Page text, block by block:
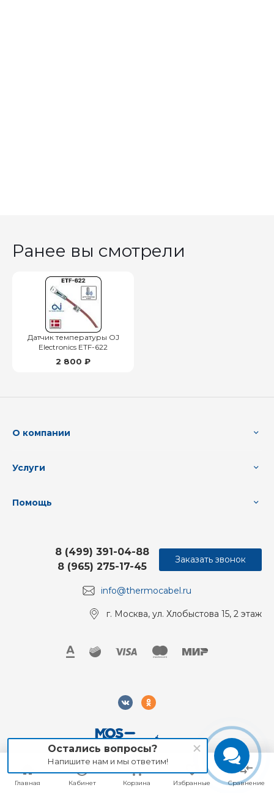
Главная Кабинет Корзина Избранные Сравнение
Главная Кабинет Корзина Избранные Сравнение
Ранее вы смотрели
Датчик температуры OJ
Electronics ETF-622
2 800 ₽
О компании
Услуги
Помощь
info@thermocabel.ru
8 (499) 391-04-88
8 (965) 275-17-45
г. Москва, ул. Хлобыстова 15, 2 этаж
Заказать звонок
2018-2026 Mos-Obogrev.ru, Все права защищены
Остались вопросы?
Напишите нам и мы ответим!